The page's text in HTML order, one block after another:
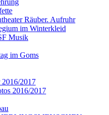
Räuber. Aufruhr
im Winterkleid
Musik
im Goms
2016/2017
2016/2017